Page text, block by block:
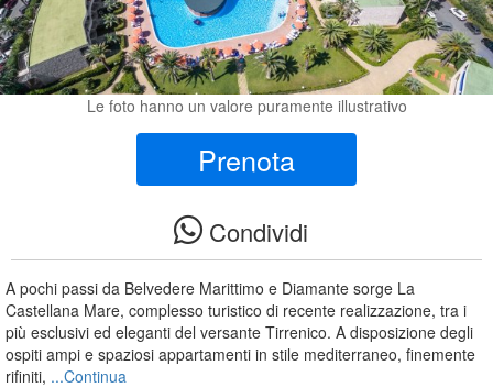
Le foto hanno un valore puramente illustrativo
Prenota
Condividi
A pochi passi da Belvedere Marittimo e Diamante sorge La
Castellana Mare, complesso turistico di recente realizzazione, tra i
più esclusivi ed eleganti del versante Tirrenico. A disposizione degli
ospiti ampi e spaziosi appartamenti in stile mediterraneo, finemente
rifiniti, ...Continua